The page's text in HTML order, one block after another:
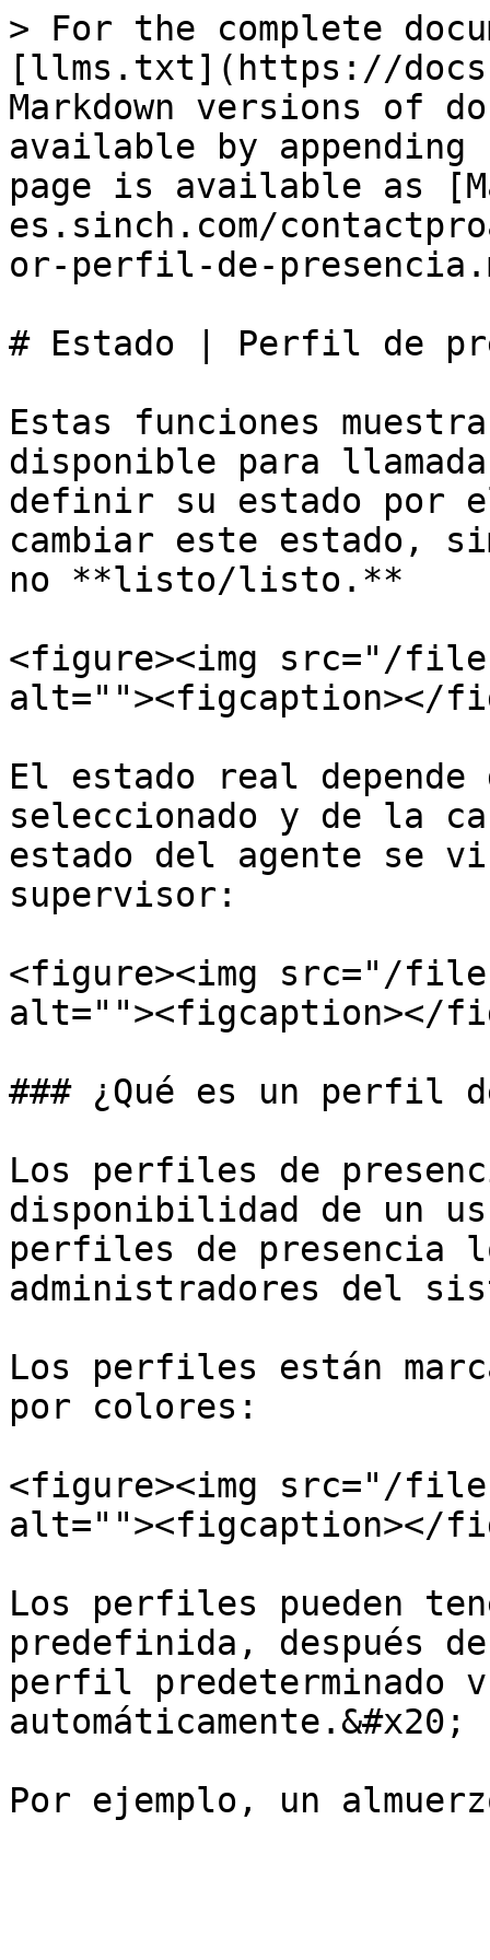
> For the complete
[llms.txt](https://
Markdown versions of
available by
page is available as
es.sinch.com/
or-perfil-de-
# Estado | Perfil de
Estas funciones
disponible para
definir su estado por
cambiar este estado,
no **listo/listo.**
<figure><img src="/files/
alt=""><figcaption></
El estado real
seleccionado y de la
estado del agente se
supervisor:
<figure><img src="/files/
alt=""><figcaption></
### ¿Qué es un perfil
Los perfiles de
disponibilidad de un
perfiles de presencia
administradores del
Los perfiles están
por colores:
<figure><img src="/files/
alt=""><figcaption></
Los perfiles pueden
predefinida, después
perfil predeterminado
automáticamente.&#x20;